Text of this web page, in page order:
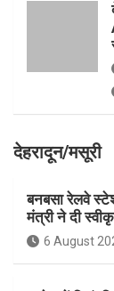
देहरादून/मसूरी
बनबसा रेलवे
मंत्री ने दी
6 August